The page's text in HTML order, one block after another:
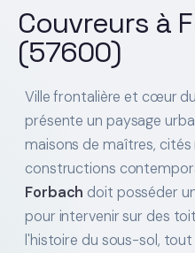
Couvreurs à
(57600)
Ville frontalière et cœur du
présente un paysage
maisons de maîtres,
constructions
Forbach doit posséder
pour intervenir sur des
l'histoire du sous-sol,